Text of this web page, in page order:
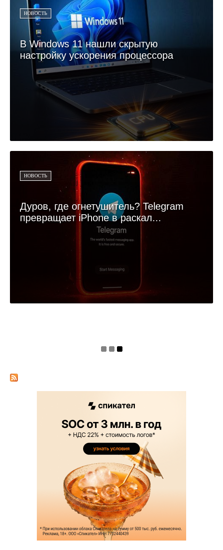
НОВОСТЬ
В Windows 11 нашли скрытую
настройку ускорения процессора
НОВОСТЬ
Дуров, где огнетушитель? Telegram
превращает iPhone в раскал...